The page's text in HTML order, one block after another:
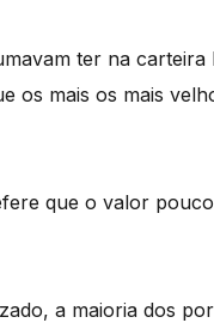
ter na
os mais os mais
que o valor
a maioria dos